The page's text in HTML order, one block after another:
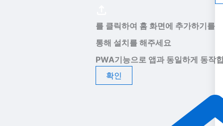
를 클릭하여 홈 화면에 추가하기를
통해 설치를 해주세요
PWA기능으로 앱과 동일하게 동작
확인